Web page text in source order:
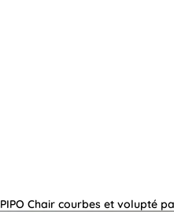
PIPO Chair courbes et volupté